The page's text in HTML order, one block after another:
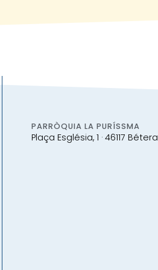
PARRÒQUIA LA PURÍSSMA
Plaça Església, 1 · 46117 Bétera